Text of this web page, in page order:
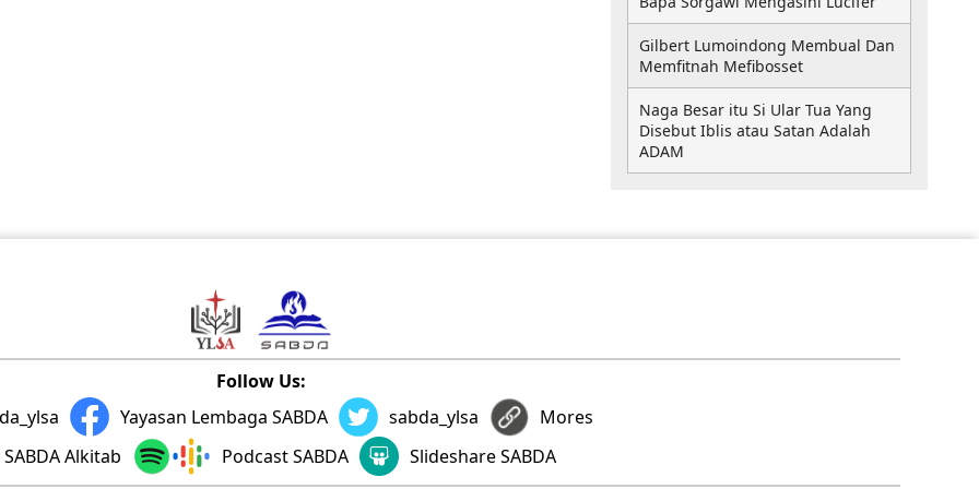
Gilbert Lumoindong Membual Dan
Memfitnah Mefibosset
Naga Besar itu Si Ular Tua Yang
Disebut Iblis atau Satan Adalah
ADAM
Follow Us:
Yayasan Lembaga SABDA sabda_ylsa
Mores
SABDA Alkitab
Podcast SABDA Slideshare SABDA